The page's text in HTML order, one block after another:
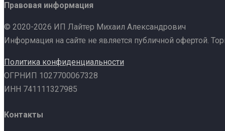
Правовая информация
© 2020-2026 ИП Лайтер Михаил Александрович
Информация на сайте не является публичной офертой.
Политика конфиденциальности
ОГРНИП 1027700067328
ИНН 741111327985
Контакты